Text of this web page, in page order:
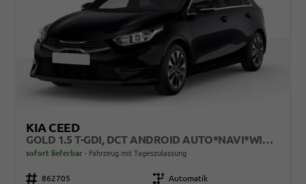
KIA CEED
GOLD 1.5 T-GDI, DCT ANDROID AUTO*NAVI*WINTERPAK*KLIMAAUTO*16"*KAMERA*PRIVACYGLAS*
sofort lieferbar Fahrzeug mit Tageszulassung
Fahrzeugnr. 862705 Getriebe Automatik